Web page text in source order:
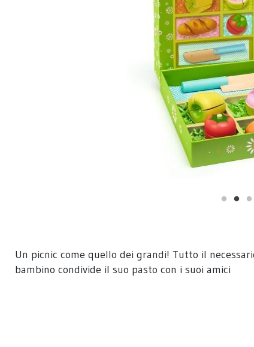
Un picnic come quello dei grandi! Tutto il
bambino condivide il suo pasto con i suoi amici